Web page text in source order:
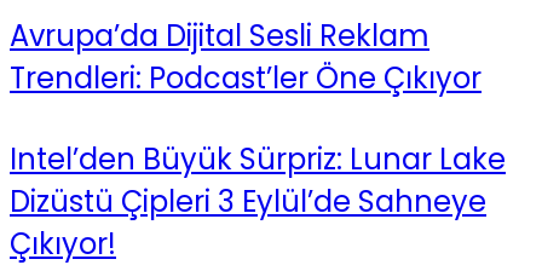
Avrupa’da Dijital Sesli Reklam
Trendleri: Podcast’ler Öne Çıkıyor
Intel’den Büyük Sürpriz: Lunar Lake
Dizüstü Çipleri 3 Eylül’de Sahneye
Çıkıyor!